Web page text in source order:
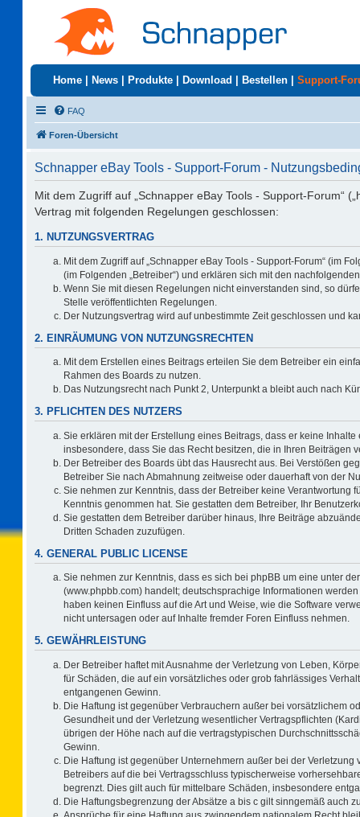
Home News Produkte Download Bestellen Support-
FAQ
Foren-Übersicht
Schnapper eBay Tools - Support-Forum -
Mit dem Zugriff auf „Schnapper eBay Tools - Support-Forum“
Vertrag mit folgenden Regelungen geschlossen:
1. NUTZUNGSVERTRAG
Mit dem Zugriff auf „Schnapper eBay Tools - Support-Forum“ (im
(im Folgenden „Betreiber“) und erklären sich mit den
Wenn Sie mit diesen Regelungen nicht einverstanden sind, so
Stelle veröffentlichten Regelungen.
Der Nutzungsvertrag wird auf unbestimmte Zeit geschlossen und
2. EINRÄUMUNG VON NUTZUNGSRECHTEN
Mit dem Erstellen eines Beitrags erteilen Sie dem Betreiber ein
Rahmen des Boards zu nutzen.
Das Nutzungsrecht nach Punkt 2, Unterpunkt a bleibt auch nach
3. PFLICHTEN DES NUTZERS
Sie erklären mit der Erstellung eines Beitrags, dass er keine
insbesondere, dass Sie das Recht besitzen, die in Ihren Beiträgen
Der Betreiber des Boards übt das Hausrecht aus. Bei Verstößen
Betreiber Sie nach Abmahnung zeitweise oder dauerhaft von der
Sie nehmen zur Kenntnis, dass der Betreiber keine Verantwortung
Kenntnis genommen hat. Sie gestatten dem Betreiber, Ihr
Sie gestatten dem Betreiber darüber hinaus, Ihre Beiträge
Dritten Schaden zuzufügen.
4. GENERAL PUBLIC LICENSE
Sie nehmen zur Kenntnis, dass es sich bei phpBB um eine unter der
(www.phpbb.com) handelt; deutschsprachige Informationen
haben keinen Einfluss auf die Art und Weise, wie die Software
nicht untersagen oder auf Inhalte fremder Foren Einfluss nehmen.
5. GEWÄHRLEISTUNG
Der Betreiber haftet mit Ausnahme der Verletzung von Leben,
für Schäden, die auf ein vorsätzliches oder grob fahrlässiges
entgangenen Gewinn.
Die Haftung ist gegenüber Verbrauchern außer bei vorsätzlichem
Gesundheit und der Verletzung wesentlicher Vertragspflichten
übrigen der Höhe nach auf die vertragstypischen
Gewinn.
Die Haftung ist gegenüber Unternehmern außer bei der
Betreibers auf die bei Vertragsschluss typischerweise
begrenzt. Dies gilt auch für mittelbare Schäden, insbesondere
Die Haftungsbegrenzung der Absätze a bis c gilt sinngemäß auch